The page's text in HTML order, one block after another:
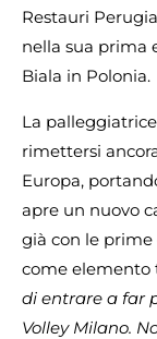
Restauri
nella sua prima
Biala in Polonia.
La
rimettersi
Europa,
apre un nuovo
già con le
come elemento
di entrare a far
Volley Milano.